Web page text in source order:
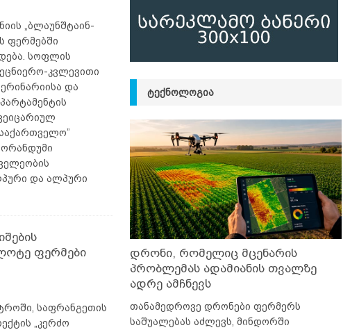
„ბლაუნშტაინ-
ფერმებში
სოფლის
კვლევითი
და
და ალპური
ფერმები
საფრანგეთის
„კერძო
ᲢᲔᲥᲜᲝᲚᲝᲒᲘᲐ
დრონი, რომელიც მცენარის
პრობლემას ადამიანის თვალზე
ადრე ამჩნევს
თანამედროვე დრონები ფერმერს
საშუალებას აძლევს, მინდორში